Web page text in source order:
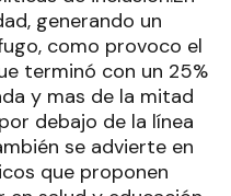
generando un
como provoco el
terminó con un 25%
y mas de la mitad
debajo de la línea
se advierte en
que proponen